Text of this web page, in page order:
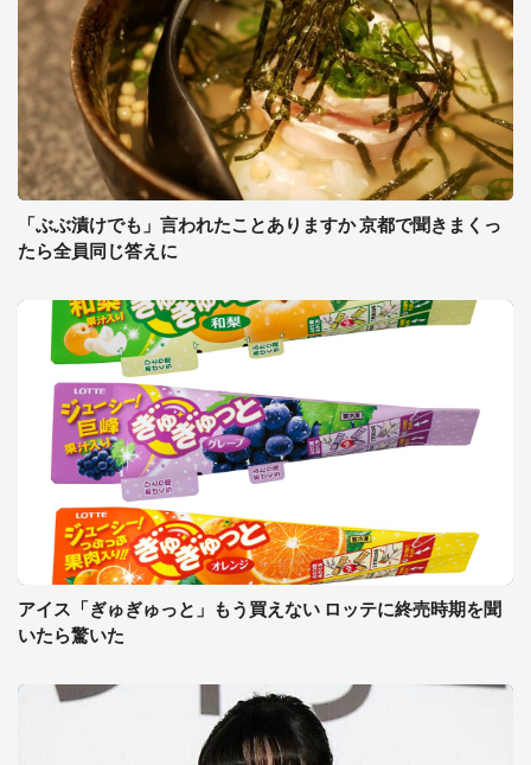
「ぶぶ漬けでも」言われたことありますか 京都で聞きまくっ
たら全員同じ答えに
アイス「ぎゅぎゅっと」もう買えない ロッテに終売時期を聞
いたら驚いた